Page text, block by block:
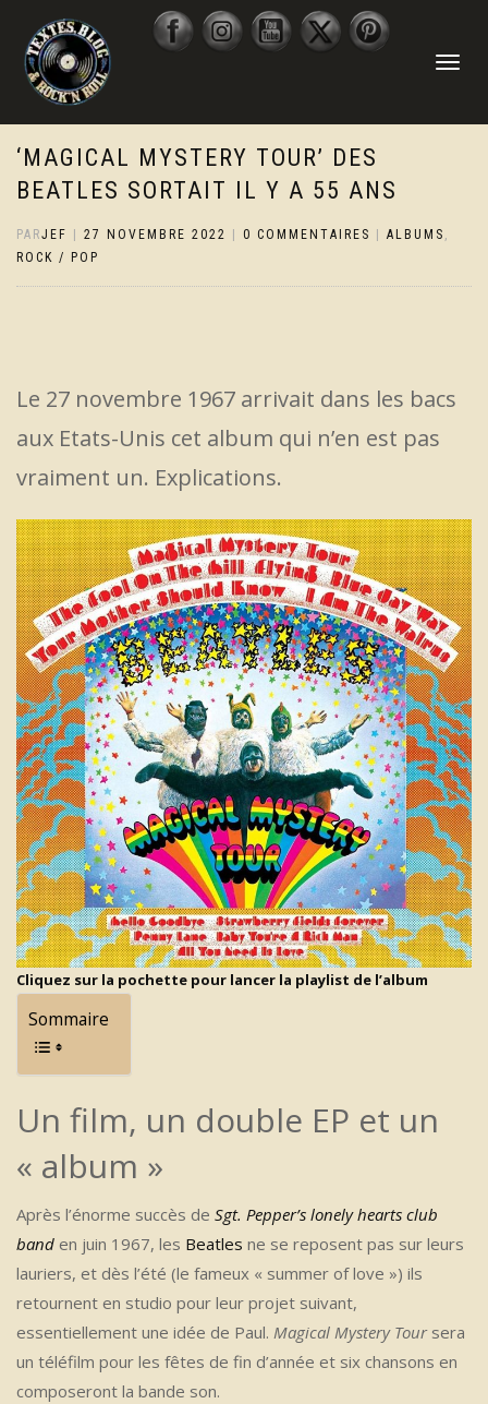
DÉPLIER
‘MAGICAL MYSTERY TOUR’ DES
BEATLES SORTAIT IL Y A 55 ANS
PARJEF 27 NOVEMBRE 2022 0 COMMENTAIRES ALBUMS ,
ROCK / POP
Le 27 novembre 1967 arrivait dans les bacs
aux Etats-Unis cet album qui n’en est pas
vraiment un. Explications.
Cliquez sur la pochette pour lancer la playlist de l’album
Sommaire
Un film, un double EP et un
« album »
Après l’énorme succès de Sgt. Pepper’s lonely hearts club
band en juin 1967, les Beatles ne se reposent pas sur leurs
lauriers, et dès l’été (le fameux « summer of love ») ils
retournent en studio pour leur projet suivant,
essentiellement une idée de Paul. Magical Mystery Tour sera
un téléfilm pour les fêtes de fin d’année et six chansons en
composeront la bande son.